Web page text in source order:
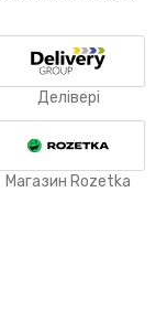
Делівері
Магазин Rozetka